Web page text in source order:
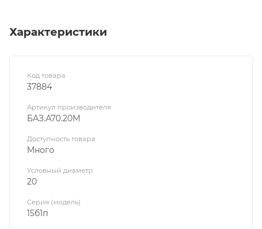
Характеристики
Код товара
37884
Артикул производителя
БАЗ.А70.20М
Доступность товара
Много
Условный диаметр
20
Серия (модель)
15б1п